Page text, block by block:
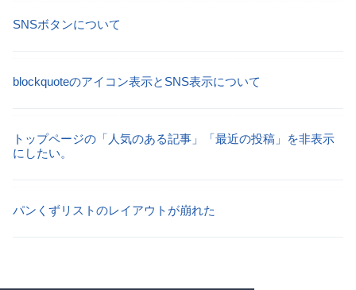
SNSボタンについて
blockquoteのアイコン表示とSNS表示について
トップページの「人気のある記事」「最近の投稿」を非表示
にしたい。
パンくずリストのレイアウトが崩れた